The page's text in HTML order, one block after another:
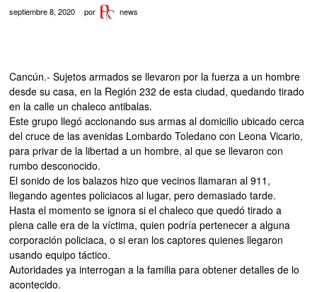
septiembre 8, 2020 por news
Cancún.- Sujetos armados se llevaron por la fuerza a un hombre
desde su casa, en la Región 232 de esta ciudad, quedando tirado
en la calle un chaleco antibalas.
Este grupo llegó accionando sus armas al domicilio ubicado cerca
del cruce de las avenidas Lombardo Toledano con Leona Vicario,
para privar de la libertad a un hombre, al que se llevaron con
rumbo desconocido.
El sonido de los balazos hizo que vecinos llamaran al 911,
llegando agentes policiacos al lugar, pero demasiado tarde.
Hasta el momento se ignora si el chaleco que quedó tirado a
plena calle era de la víctima, quien podría pertenecer a alguna
corporación policiaca, o si eran los captores quienes llegaron
usando equipo táctico.
Autoridades ya interrogan a la familia para obtener detalles de lo
acontecido.